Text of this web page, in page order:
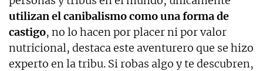
utilizan el canibalismo como una forma de
castigo, no lo hacen por placer ni por valor
nutricional, destaca este aventurero que se hizo
experto en la tribu. Si robas algo y te descubren,